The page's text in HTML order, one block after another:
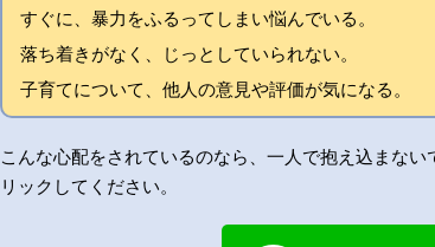
すぐに、暴力をふるってしまい悩んでいる。
落ち着きがなく、じっとしていられない。
子育てについて、他人の意見や評価が気になる。
こんな心配をされているのなら、一人で抱え込まな
リックしてください。